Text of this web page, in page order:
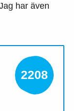
har även
2208